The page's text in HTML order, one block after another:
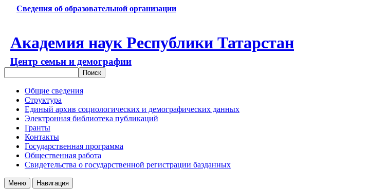
Сведения об образовательной организации
Академия наук Республики Татарстан
Центр семьи и демографии
Общие сведения
Структура
Единый архив социологических и демографических данных
Электронная библиотека публикаций
Гранты
Контакты
Государственная программа
Общественная работа
Свидетельства о государственной регистрации базданных
Меню Навигация